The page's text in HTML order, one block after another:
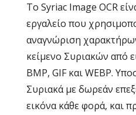
Το Syriac Image OCR
εργαλείο που
αναγνώριση
κείμενο Συριακών από
BMP, GIF και WEBP.
Συριακά με δωρεάν
εικόνα κάθε φορά, και